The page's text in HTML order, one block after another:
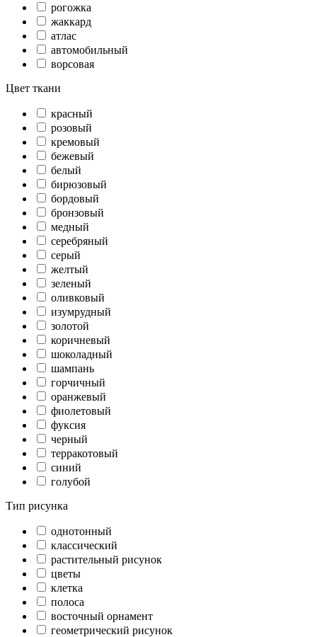
рогожка
жаккард
атлас
автомобильный
ворсовая
Цвет ткани
красный
розовый
кремовый
бежевый
белый
бирюзовый
бордовый
бронзовый
медный
серебряный
серый
желтый
зеленый
оливковый
изумрудный
золотой
коричневый
шоколадный
шампань
горчичный
оранжевый
фиолетовый
фуксия
черный
терракотовый
синий
голубой
Тип рисунка
однотонный
классический
растительный рисунок
цветы
клетка
полоса
восточный орнамент
геометрический рисунок